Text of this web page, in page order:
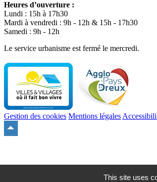
Heures d’ouverture :
Lundi : 15h à 17h30
Mardi à vendredi : 9h - 12h & 15h - 17h30
Samedi : 9h - 12h
Le service urbanisme est fermé le mercredi.
Gestion des cookies Mentions légales
This site uses